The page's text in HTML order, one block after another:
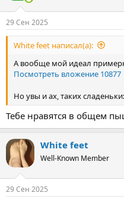
29 Сен 2025
White feet написал(а):
А вообще мой идеал
Посмотреть вложение 10877
Но увы и ах, таких
Тебе нравятся в общем
White feet
Well-Known Member
29 Сен 2025